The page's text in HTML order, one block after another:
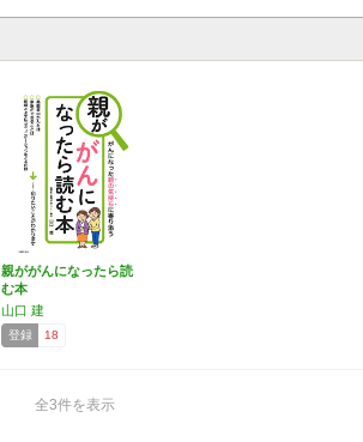
親ががんになったら読
む本
山口 建
登録 18
全3件を表示